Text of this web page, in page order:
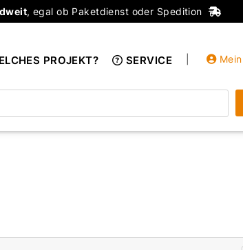
, egal ob Paketdienst oder Spedition
Mein
Einloggen
PROJEKT? SERVICE